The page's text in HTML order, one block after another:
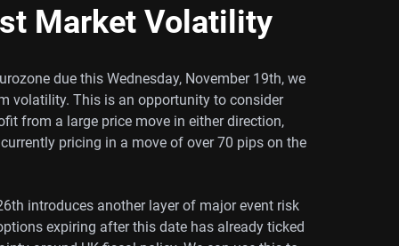
Market Volatility
due this Wednesday, November 19th, we
volatility. This is an opportunity to consider
from a large price move in either direction,
pricing in a move of over 70 pips on the
introduces another layer of major event risk
expiring after this date has already ticked